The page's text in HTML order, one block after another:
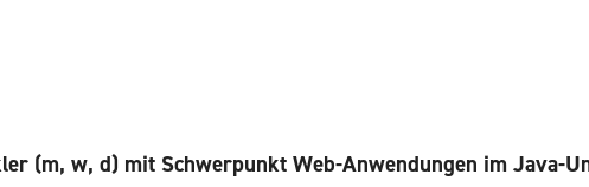
(m, w, d) mit Schwer­punkt Web-An­wen­dun­gen im Java-